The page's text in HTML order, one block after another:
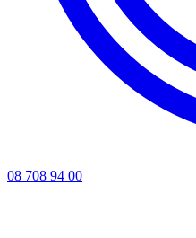
08 708 94 00